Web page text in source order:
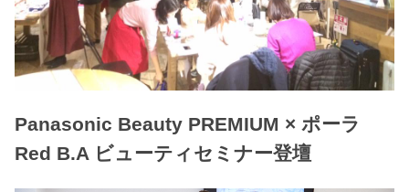
Panasonic Beauty PREMIUM × ポーラ
Red B.A ビューティセミナー登壇